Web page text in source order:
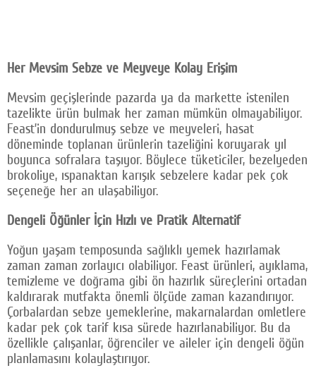
Her Mevsim Sebze ve Meyveye Kolay Erişim
Mevsim geçişlerinde pazarda ya da markette istenilen
tazelikte ürün bulmak her zaman mümkün olmayabiliyor.
Feast’in dondurulmuş sebze ve meyveleri, hasat
döneminde toplanan ürünlerin tazeliğini koruyarak yıl
boyunca sofralara taşıyor. Böylece tüketiciler, bezelyeden
brokoliye, ıspanaktan karışık sebzelere kadar pek çok
seçeneğe her an ulaşabiliyor.
Dengeli Öğünler İçin Hızlı ve Pratik Alternatif
Yoğun yaşam temposunda sağlıklı yemek hazırlamak
zaman zaman zorlayıcı olabiliyor. Feast ürünleri, ayıklama,
temizleme ve doğrama gibi ön hazırlık süreçlerini ortadan
kaldırarak mutfakta önemli ölçüde zaman kazandırıyor.
Çorbalardan sebze yemeklerine, makarnalardan omletlere
kadar pek çok tarif kısa sürede hazırlanabiliyor. Bu da
özellikle çalışanlar, öğrenciler ve aileler için dengeli öğün
planlamasını kolaylaştırıyor.